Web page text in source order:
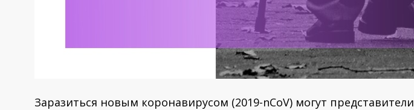
Заразиться новым коронавирусом (2019-‎nCoV) могут